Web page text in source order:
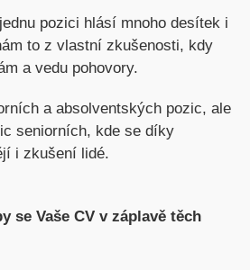
pozici hlásí mnoho desítek i
to z vlastní zkušenosti, kdy
a vedu pohovory.
a absolventských pozic, ale
seniorních, kde se díky
i zkušení lidé.
se Vaše CV v záplavě těch